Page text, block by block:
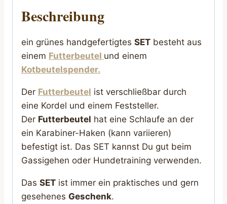
Beschreibung
ein grünes handgefertigtes SET besteht aus
einem Futterbeutel und einem
Kotbeutelspender.
Der Futterbeutel ist verschließbar durch
eine Kordel und einem Feststeller.
Der Futterbeutel hat eine Schlaufe an der
ein Karabiner-Haken (kann variieren)
befestigt ist. Das SET kannst Du gut beim
Gassigehen oder Hundetraining verwenden.
Das SET ist immer ein praktisches und gern
gesehenes Geschenk.